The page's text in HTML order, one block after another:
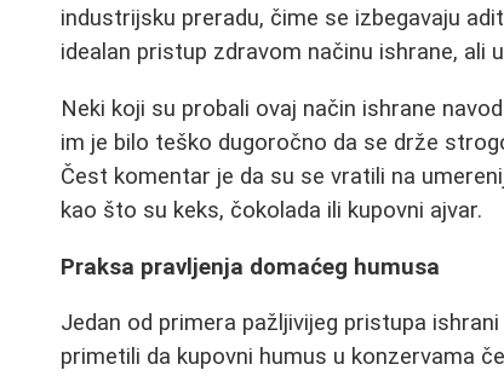
industrijsku preradu, čime se izbegavaju
idealan pristup zdravom načinu ishrane, ali
Neki koji su probali ovaj način ishrane
im je bilo teško dugoročno da se drže
Čest komentar je da su se vratili na
kao što su keks, čokolada ili kupovni ajvar.
Praksa pravljenja domaćeg humusa
Jedan od primera pažljivijeg pristupa
primetili da kupovni humus u konzervama